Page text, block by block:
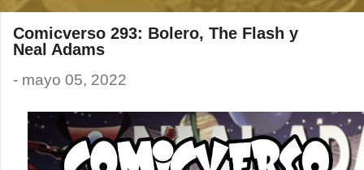
Comicverso 293: Bolero, The Flash y
Neal Adams
- mayo 05, 2022